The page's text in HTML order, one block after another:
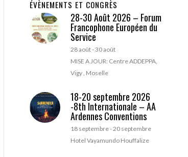
ÉVÈNEMENTS ET CONGRÈS
28-30 Août 2026 – Forum
Francophone Européen du
Service
28 août-30 août
MISE A JOUR: Centre ADDEPPA,
Vigy , Moselle
18-20 septembre 2026
-8th Internationale – AA
Ardennes Conventions
18 septembre-20 septembre
Hotel Vayamundo Houffalize